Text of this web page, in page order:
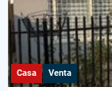
Casa Venta